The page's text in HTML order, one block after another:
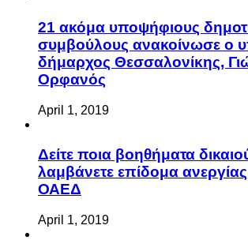
21 ακόμα υποψήφιους
συμβούλους ανακοίνωσε ο
δήμαρχος Θεσσαλονίκης,
Ορφανός
April 1, 2019
Δείτε ποια βοηθήματα
λαμβάνετε επίδομα
ΟΑΕΔ
April 1, 2019